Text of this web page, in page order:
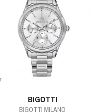
BIGOTTI
BIGOTTI MILANO